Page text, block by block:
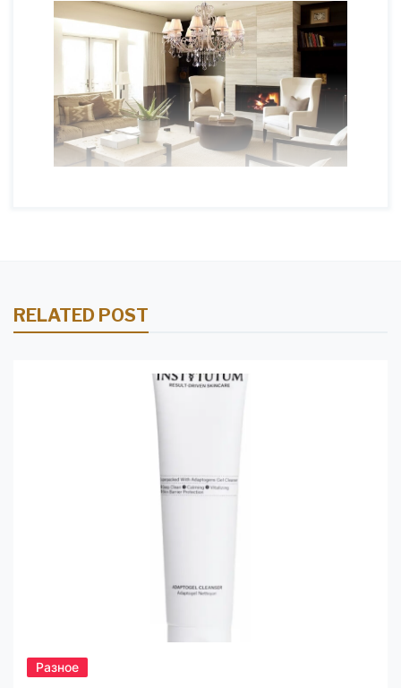
RELATED POST
Разное